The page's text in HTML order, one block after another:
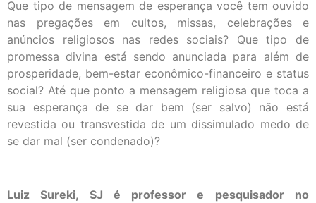
Que tipo de mensagem de esperança você tem ouvido
nas pregações em cultos, missas, celebrações e
anúncios religiosos nas redes sociais? Que tipo de
promessa divina está sendo anunciada para além de
prosperidade, bem-estar econômico-financeiro e status
social? Até que ponto a mensagem religiosa que toca a
sua esperança de se dar bem (ser salvo) não está
revestida ou transvestida de um dissimulado medo de
se dar mal (ser condenado)?
Luiz Sureki, SJ é professor e pesquisador no